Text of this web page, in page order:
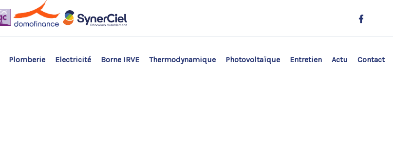
Plomberie Electricité Borne IRVE Thermodynamique Photovoltaïque Entretien Actu Contact